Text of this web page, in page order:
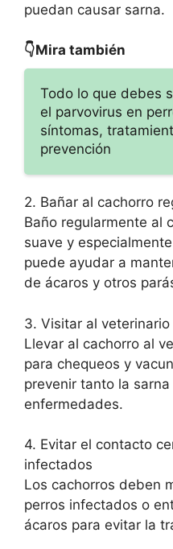
puedan causar sarna.
👇Mira también
Todo lo que debes
el parvovirus en
síntomas,
prevención
2. Bañar al cachorro
Baño regularmente al
suave y
puede ayudar a
de ácaros y otros
3. Visitar al
Llevar al cachorro al
para chequeos y
prevenir tanto la
enfermedades.
4. Evitar el contacto
infectados
Los cachorros deben
perros infectados o
ácaros para evitar la